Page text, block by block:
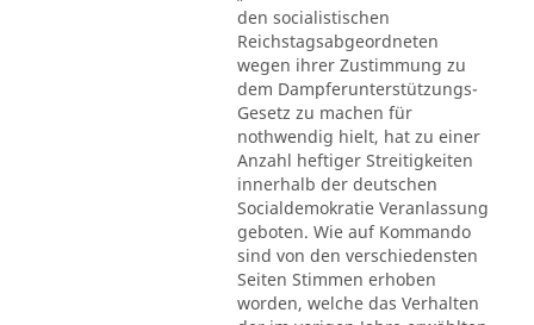
den socialistischen
Reichstagsabgeordneten
wegen ihrer Zustimmung zu
dem Dampferunterstützungs-
Gesetz zu machen für
nothwendig hielt, hat zu einer
Anzahl heftiger Streitigkeiten
innerhalb der deutschen
Socialdemokratie Veranlassung
geboten. Wie auf Kommando
sind von den verschiedensten
Seiten Stimmen erhoben
worden, welche das Verhalten